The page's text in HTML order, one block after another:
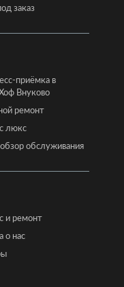
заказ
приёмка в
Внуково
ремонт
люкс
обслуживания
и ремонт
о нас